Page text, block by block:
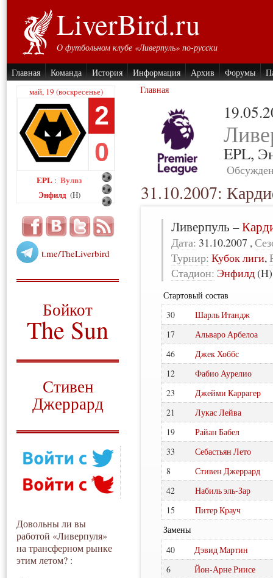
LiverBird.ru
О футбольном клубе «Ливерпуль» по-русски
Главная Команда История Информация Архив Форумы
май, 19 (воскресенье)
2
0
EPL : Вулвз
Энфилд (H)
t.me/TheLiverbird
Бойкот
The Sun
Стивен
Джеррард
Довольны ли вы
работой «Ливерпуля»
на трансферном рынке
этим летом? :
Главная
EPL,
31.10.2007:
Ливерпуль –
Дата: 31.10.2007 ,
Турнир: Кубок лиги,
Стадион: Энфилд (H)
Стартовый состав
30
Шарль Итандж
17
Альваро Арбелоа
46
Джек Хоббс
12
Фабио Аурелио
23
Джейми Каррагер
21
Лукас Лейва
19
Райан Бабел
33
Себастьян Лето
8
Стивен Джеррард
42
Набиль эль-Зар
15
Питер Крауч
Замены
40
Дэвид Мартин
6
Йон-Арне Риисе